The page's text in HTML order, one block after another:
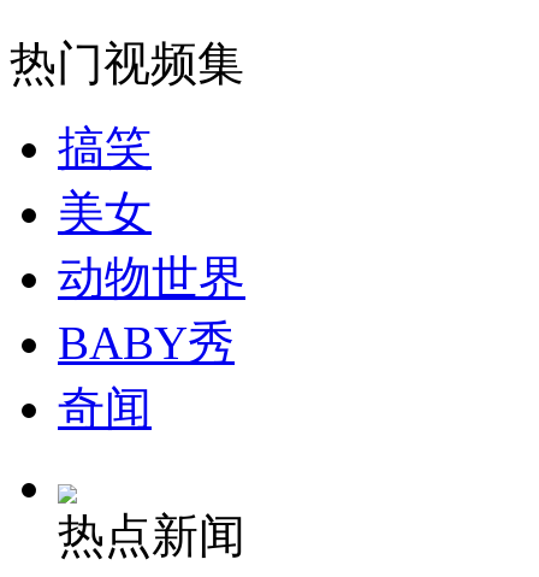
司机酒驾遇交警 急速倒车逃窜
热门视频集
搞笑
美女
动物世界
BABY秀
奇闻
热点新闻